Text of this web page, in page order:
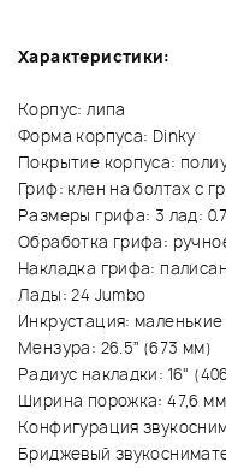
Характеристики:
Корпус: липа
Форма корпуса: Dinky
Покрытие корпуса:
Гриф: клен на болтах с
Размеры грифа: 3 лад:
Обработка грифа:
Накладка грифа:
Лады: 24 Jumbo
Инкрустация:
Мензура: 26.5” (673 мм)
Радиус накладки: 16"
Ширина порожка: 47,6 мм
Конфигурация
Бриджевый